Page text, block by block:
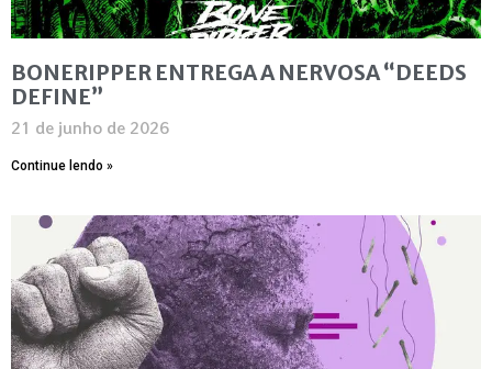
BONERIPPER ENTREGA A NERVOSA “DEEDS
DEFINE”
21 de junho de 2026
Continue lendo »